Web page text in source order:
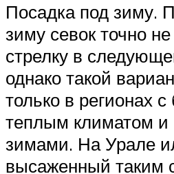
Посадка под зиму.
зиму севок точно
стрелку в
однако такой
только в регионах
теплым климатом и
зимами. На Урале
высаженный таким